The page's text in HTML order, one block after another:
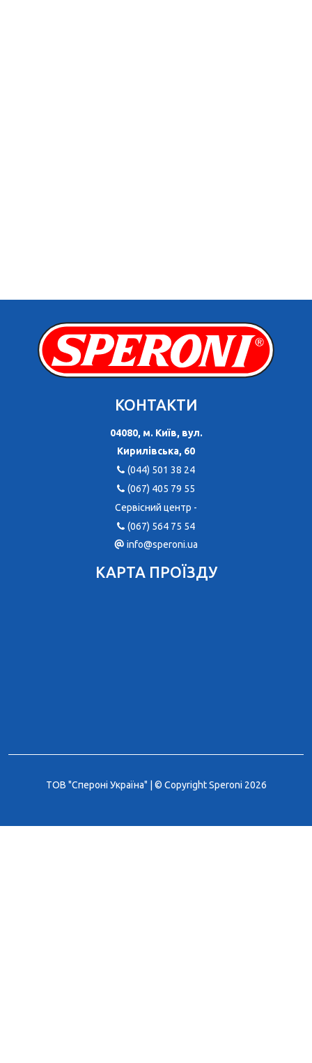
КОНТАКТИ
04080, м. Київ, вул.
Кирилівська, 60
(044) 501 38 24
(067) 405 79 55
Сервісний центр -
(067) 564 75 54
info@speroni.ua
КАРТА ПРОЇЗДУ
ТОВ "Спероні Україна" | © Copyright Speroni 2026